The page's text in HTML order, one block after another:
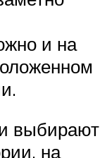
и на
выбирают
на